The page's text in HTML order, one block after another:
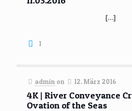
[…]
1
admin on 12. März 2016
4K | River Conveyance
Ovation of the Seas